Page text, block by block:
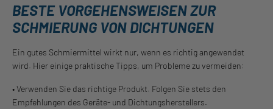
BESTE VORGEHENSWEISEN ZUR
SCHMIERUNG VON DICHTUNGEN
Ein gutes Schmiermittel wirkt nur, wenn es richtig angewendet
wird. Hier einige praktische Tipps, um Probleme zu vermeiden:
• Verwenden Sie das richtige Produkt. Folgen Sie stets den
Empfehlungen des Geräte- und Dichtungsherstellers.